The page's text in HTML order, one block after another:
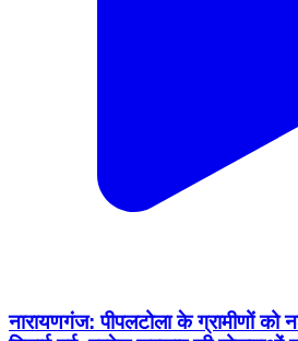
नारायणगंज: पीपलटोला के ग्रामीणों